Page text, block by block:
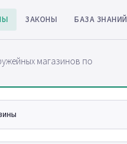
ЗАКОНЫ БАЗА ЗНАНИЙ
магазинов по